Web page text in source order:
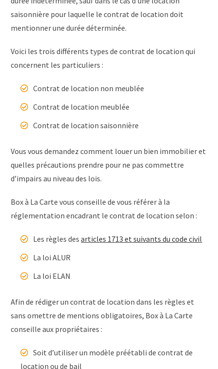
saisonnière pour laquelle le contrat de location doit
mentionner une durée déterminée.
Voici les trois différents types de contrat de location qui
concernent les particuliers :
Contrat de location non meublée
Contrat de location meublée
Contrat de location saisonnière
Vous vous demandez comment louer un bien immobilier et
quelles précautions prendre pour ne pas commettre
d’impairs au niveau des lois.
Box à La Carte vous conseille de vous référer à la
réglementation encadrant le contrat de location selon :
Les règles desarticles 1713 et suivants du code civil
La loi ALUR
La loi ELAN
Afin de rédiger un contrat de location dans les règles et
sans omettre de mentions obligatoires, Box à La Carte
conseille aux propriétaires :
Soit d’utiliser un modèle préétabli de contrat de
location ou de bail